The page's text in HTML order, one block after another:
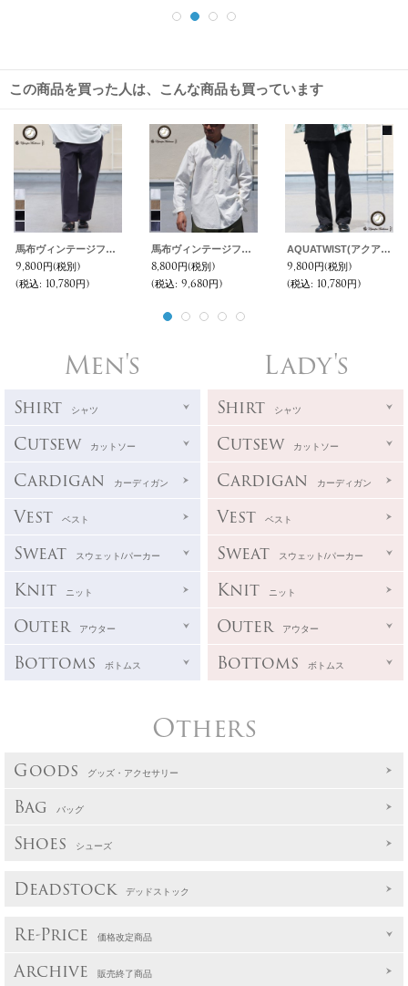
この商品を買った人は、こんな商品も買っています
馬布ヴィンテージフィニッシュ（ホースクロス） ベイカー ワイドパンツ【MADE IN JAPAN】『日本製』/ Upscape Audience
9,800円(税別)
(税込: 10,780円)
馬布ヴィンテージフィニッシュバンドカラースリーピングシャツ【MADE IN JAPAN】『日本製』/ Upscape Audience
8,800円(税別)
(税込: 9,680円)
AQUATWIST(アクアツイスト）吸水速乾UVカット ハイストレッチ トラックパンツ【MADE IN JAPAN】『日本製』 / Upscape Audience
9,800円(税別)
(税込: 10,780円)
Men's
Shirt シャツ
Cutsew カットソー
Cardigan カーディガン
Vest ベスト
Sweat スウェット/パーカー
Knit ニット
Outer アウター
Bottoms ボトムス
Lady's
Shirt シャツ
Cutsew カットソー
Cardigan カーディガン
Vest ベスト
Sweat スウェット/パーカー
Knit ニット
Outer アウター
Bottoms ボトムス
Others
Goods グッズ・アクセサリー
Bag バッグ
Shoes シューズ
Deadstock デッドストック
Re-Price 価格改定商品
Archive 販売終了商品